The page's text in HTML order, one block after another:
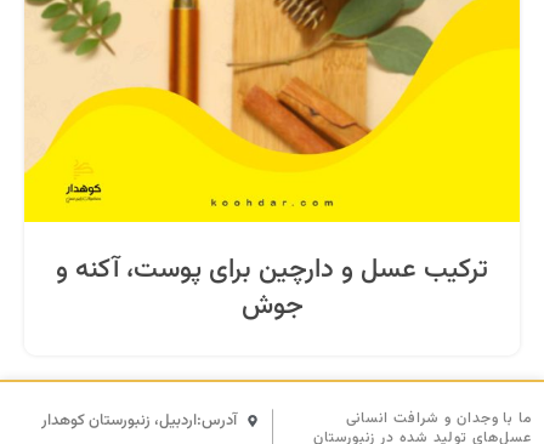
ترکیب عسل و دارچین برای پوست، آکنه و
جوش
آدرس:اردبیل، زنبورستان کوهدار
ما با وجدان و شرافت انسانی
عسل‌های تولید شده در زنبورستان